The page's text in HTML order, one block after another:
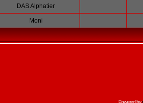
DAS Alphatier
Moni
Powered by